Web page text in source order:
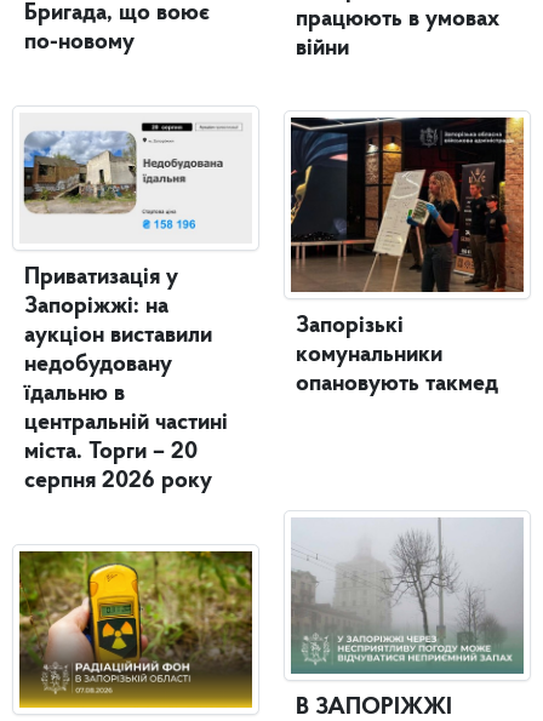
Бригада, що воює
по-новому
Приватизація у
Запоріжжі: на
аукціон виставили
недобудовану
їдальню в
центральній частині
міста. Торги – 20
серпня 2026 року
працюють в умовах
війни
Запорізькі
комунальники
опановують такмед
В ЗАПОРІЖЖІ